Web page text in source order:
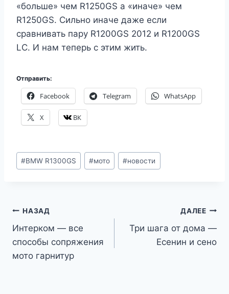
«больше» чем R1250GS а «иначе» чем
R1250GS. Сильно иначе даже если
сравнивать пару R1200GS 2012 и R1200GS
LC. И нам теперь с этим жить.
Отправить:
Facebook Telegram WhatsApp
X ВК
Метки
записи:
#BMW R1300GS #мото #новости
Навигация
по
записям
НАЗАД
Интерком — все
способы сопряжения
мото гарнитур
ДАЛЕЕ
Три шага от дома —
Есенин и сено